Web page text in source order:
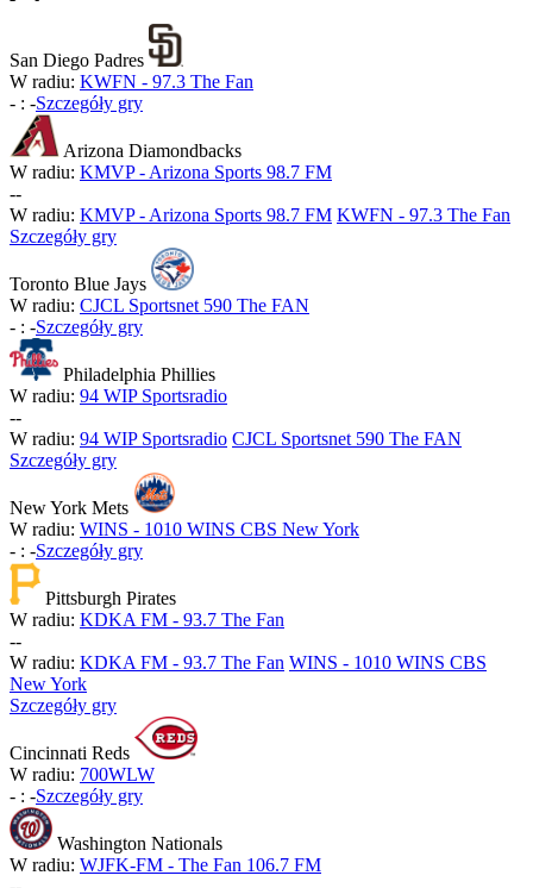
San Diego Padres
W radiu: KWFN - 97.3 The Fan
- : -Szczegóły gry
Arizona Diamondbacks
W radiu: KMVP - Arizona Sports 98.7 FM
--
W radiu: KMVP - Arizona Sports 98.7 FM KWFN - 97.3 The Fan
Szczegóły gry
Toronto Blue Jays
W radiu: CJCL Sportsnet 590 The FAN
- : -Szczegóły gry
Philadelphia Phillies
W radiu: 94 WIP Sportsradio
--
W radiu: 94 WIP Sportsradio CJCL Sportsnet 590 The FAN
Szczegóły gry
New York Mets
W radiu: WINS - 1010 WINS CBS New York
- : -Szczegóły gry
Pittsburgh Pirates
W radiu: KDKA FM - 93.7 The Fan
--
W radiu: KDKA FM - 93.7 The Fan WINS - 1010 WINS CBS
New York
Szczegóły gry
Cincinnati Reds
W radiu: 700WLW
- : -Szczegóły gry
Washington Nationals
W radiu: WJFK-FM - The Fan 106.7 FM